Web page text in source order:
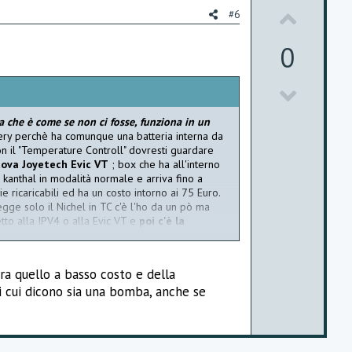
e
#6
è come se non ci fosse, funziona in un
perchè ha comunque una batteria interna da
il "Temperature Controll" dovresti guardare
Joyetech Evic VT ; box che ha all'interno
in modalità normale e arriva fino a
ricaricabili ed ha un costo intorno ai 75 Euro.
solo il Nichel in TC c'è l'ho da un pò ma
alla IPV4 o alla Evic VT e poi c'è la
tante altre ma queste che ti ho elencato
quello a basso costo e della
dicono sia una bomba, anche se
0